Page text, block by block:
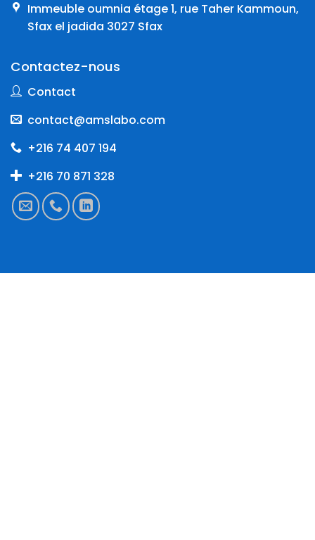
Immeuble oumnia étage 1, rue Taher Kammoun,
Sfax el jadida 3027 Sfax
Contactez-nous
Contact
contact@amslabo.com
+216 74 407 194
+216 70 871 328